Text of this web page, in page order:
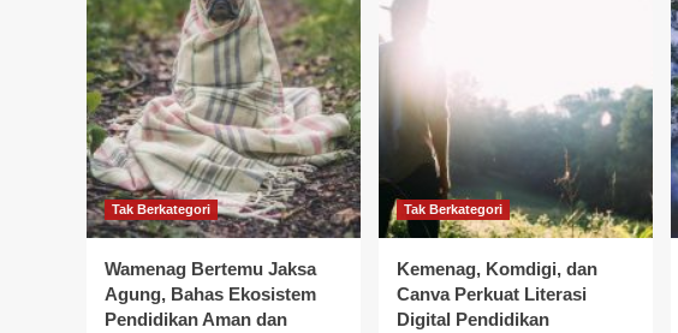
Tak Berkategori
Wamenag Bertemu Jaksa
Agung, Bahas Ekosistem
Pendidikan Aman dan
Tak Berkategori
Kemenag, Komdigi, dan
Canva Perkuat Literasi
Digital Pendidikan